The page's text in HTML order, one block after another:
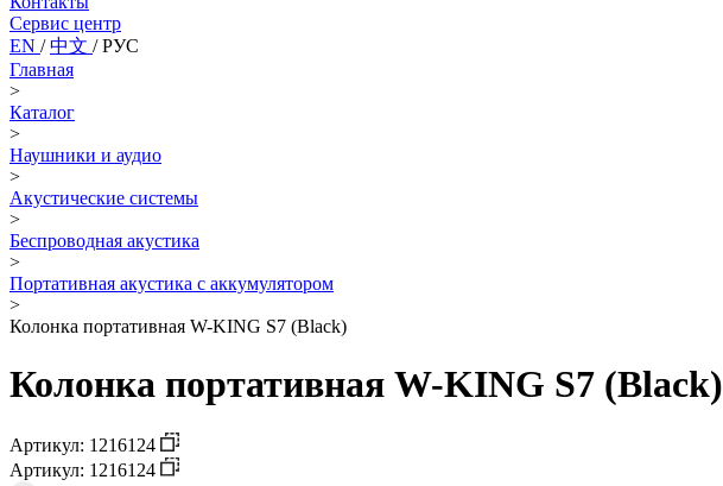
Сервис центр
EN /中文 /РУС
Главная
>
Каталог
>
Наушники и аудио
>
Акустические системы
>
Беспроводная акустика
>
Портативная акустика с аккумулятором
>
Колонка портативная W-KING S7 (Black)
Колонка портативная W-KING S7 (Black)
Артикул: 1216124
Артикул: 1216124